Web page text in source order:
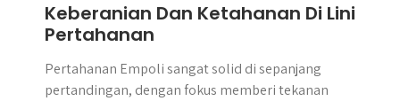
Keberanian Dan Ketahanan Di Lini
Pertahanan
Pertahanan Empoli sangat solid di sepanjang
pertandingan, dengan fokus memberi tekanan